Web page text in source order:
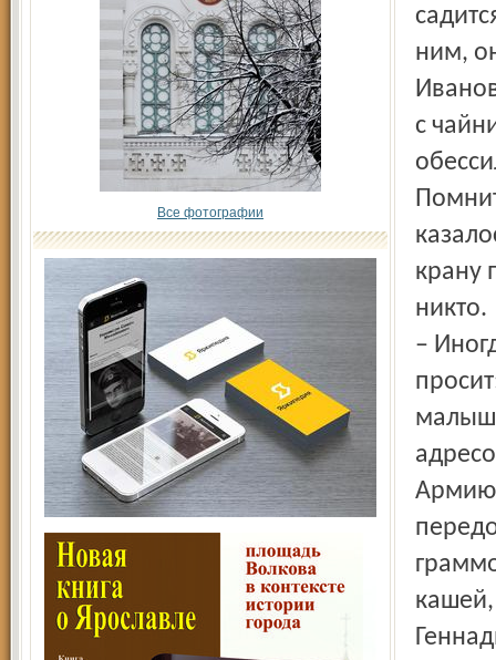
Все фотографии
ним,
с
крану
никто.
–
Армию
кашей,